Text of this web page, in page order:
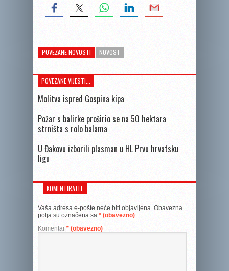
POVEZANE NOVOSTI NOVOST
POVEZANE VIJESTI...
Molitva ispred Gospina kipa
Požar s balirke proširio se na 50 hektara
strništa s rolo balama
U Đakovu izborili plasman u HL Prvu hrvatsku
ligu
KOMENTIRAJTE
Vaša adresa e-pošte neće biti objavljena. Obavezna
polja su označena sa * (obavezno)
Komentar * (obavezno)